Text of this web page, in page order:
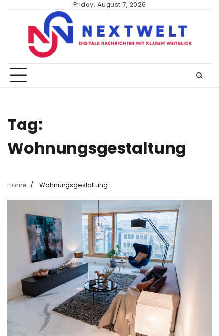
content
Friday, August 7, 2026
Tag:
Wohnungsgestaltung
Home Wohnungsgestaltung